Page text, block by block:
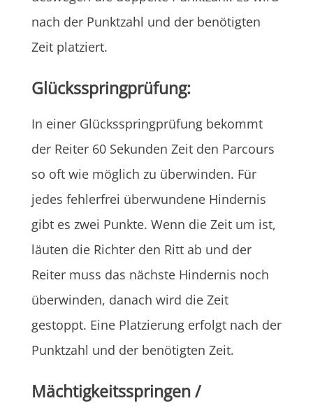
nach der Punktzahl und der benötigten
Zeit platziert.
Glücksspringprüfung:
In einer Glücksspringprüfung bekommt
der Reiter 60 Sekunden Zeit den Parcours
so oft wie möglich zu überwinden. Für
jedes fehlerfrei überwundene Hindernis
gibt es zwei Punkte. Wenn die Zeit um ist,
läuten die Richter den Ritt ab und der
Reiter muss das nächste Hindernis noch
überwinden, danach wird die Zeit
gestoppt. Eine Platzierung erfolgt nach der
Punktzahl und der benötigten Zeit.
Mächtigkeitsspringen /